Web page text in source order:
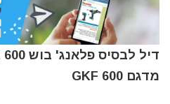
מדגם GKF 600